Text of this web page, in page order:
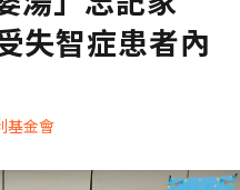
失智症患者內
基金會